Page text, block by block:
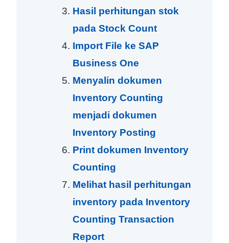
Hasil perhitungan stok
pada Stock Count
Import File ke SAP
Business One
Menyalin dokumen
Inventory Counting
menjadi dokumen
Inventory Posting
Print dokumen Inventory
Counting
Melihat hasil perhitungan
inventory pada Inventory
Counting Transaction
Report